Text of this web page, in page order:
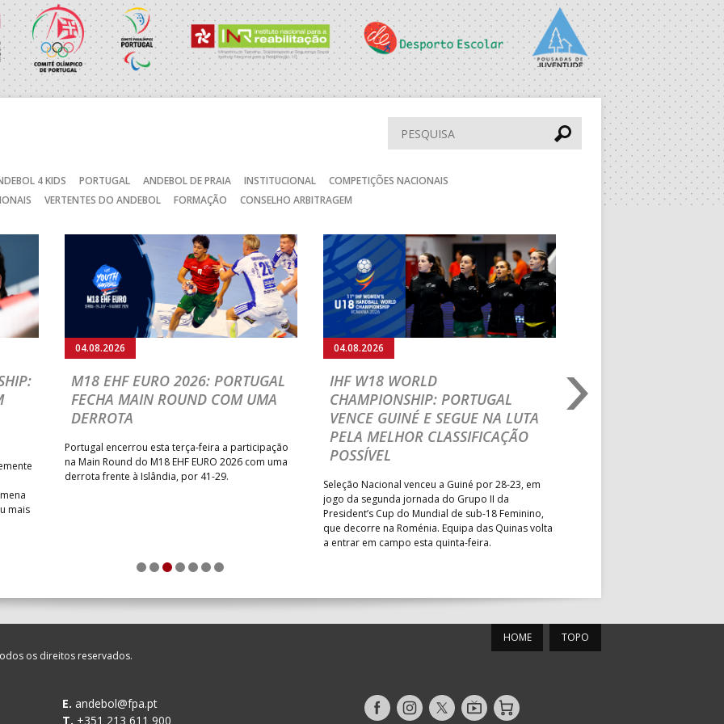
/OBO Bettermann _ - _ AD ACADEMIA ANDEBOL SPS PAV. F. SÁ LEITE
_ - _ CJ A. GARRETT /Pristivus
ESC. BARTOLOMEU
_ - _ ABC DE BRAGA /Lusíadas Saude
DRAGÃO ARENA
/ RETROTARGET
MARÍTIMO MADEIRA ANDEBOL
SAD
MUN. STº TIRSO
_ - _ AD CARVALHOS
DESP. UNIDADE
VIMARANENSE
_ - _ ABC DE BRAGA /OBO Bettermann
MUN. LEÇA PALMEIRA
/ Bodegão/CCR/Proteu _ - _ SL BENFICA
MUN. PÓVOA VARZIM
MILANEZA
PAV. ÁGUAS SANTAS
/Movit _ - _ CJ A. GARRETT /Pristivus
MUN. MARIANA LOPES
PAV. ACÁCIO ROSA
PERESTRELO
Pesquisar
4 KIDS PORTUGAL ANDEBOL DE PRAIA INSTITUCIONAL
COMPETIÇÕES NACIONAIS
VERTENTES DO ANDEBOL FORMAÇÃO CONSELHO ARBITRAGEM
mais
04.08.2026
M18 EHF EURO 2026: PORTUGAL
FECHA MAIN ROUND COM UMA
DERROTA
Portugal encerrou esta terça-feira a participação
na Main Round do M18 EHF EURO 2026 com uma
derrota frente à Islândia, por 41-29.
04.08.2026
IHF W18 WORLD
CHAMPIONSHIP: PORTUGAL
VENCE GUINÉ E SEGUE NA LUTA
PELA MELHOR CLASSIFICAÇÃO
POSSÍVEL
Seleção Nacional venceu a Guiné por 28-23, em
jogo da segunda jornada do Grupo II da
President’s Cup do Mundial de sub-18 Feminino,
que decorre na Roménia. Equipa das Quinas volta
a entrar em campo esta quinta-feira.
Seguinte
1 2 3 4 5 6 7
TOPO
HOME
os direitos reservados.
E. andebol@fpa.pt
T. +351 213 611 900
Siga-
nos
Siga-
nos
Siga-
nos
AndebolTV
Loja